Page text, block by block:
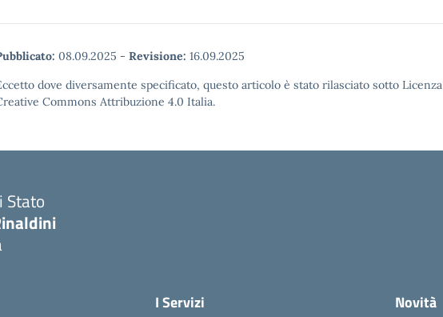
08.09.2025 - Revisione: 16.09.2025
dove diversamente specificato, questo articolo è stato rilasciato sotto Licenza
Commons Attribuzione 4.0 Italia.
Stato
I Servizi Novità